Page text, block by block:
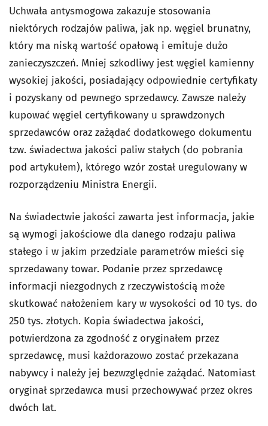
Uchwała antysmogowa zakazuje stosowania
niektórych rodzajów paliwa, jak np. węgiel brunatny,
który ma niską wartość opałową i emituje dużo
zanieczyszczeń. Mniej szkodliwy jest węgiel kamienny
wysokiej jakości, posiadający odpowiednie certyfikaty
i pozyskany od pewnego sprzedawcy. Zawsze należy
kupować węgiel certyfikowany u sprawdzonych
sprzedawców oraz zażądać dodatkowego dokumentu
tzw. świadectwa jakości paliw stałych (do pobrania
pod artykułem), którego wzór został uregulowany w
rozporządzeniu Ministra Energii.
Na świadectwie jakości zawarta jest informacja, jakie
są wymogi jakościowe dla danego rodzaju paliwa
stałego i w jakim przedziale parametrów mieści się
sprzedawany towar. Podanie przez sprzedawcę
informacji niezgodnych z rzeczywistością może
skutkować nałożeniem kary w wysokości od 10 tys. do
250 tys. złotych. Kopia świadectwa jakości,
potwierdzona za zgodność z oryginałem przez
sprzedawcę, musi każdorazowo zostać przekazana
nabywcy i należy jej bezwzględnie zażądać. Natomiast
oryginał sprzedawca musi przechowywać przez okres
dwóch lat.